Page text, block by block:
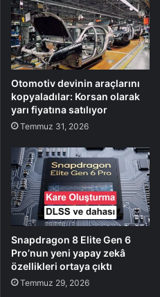
Otomotiv devinin araçlarını
kopyaladılar: Korsan olarak
yarı fiyatına satılıyor
Temmuz 31, 2026
Snapdragon 8 Elite Gen 6
Pro’nun yeni yapay zekâ
özellikleri ortaya çıktı
Temmuz 29, 2026